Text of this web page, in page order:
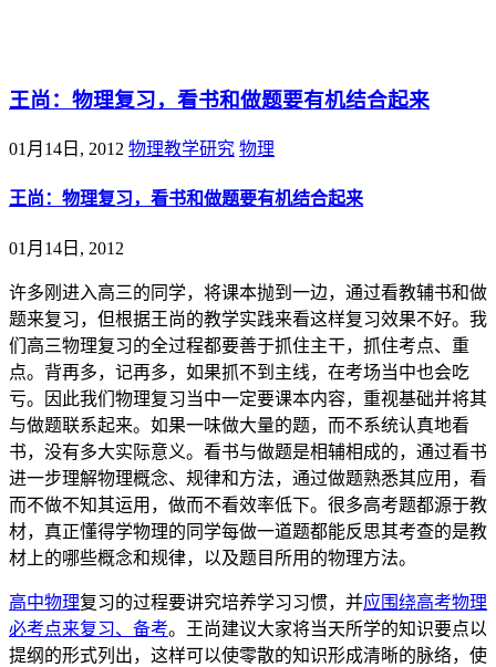
王尚：物理复习，看书和做题要有机结合起来
01月14日, 2012 物理教学研究 物理
王尚：物理复习，看书和做题要有机结合起来
01月14日, 2012
许多刚进入高三的同学，将课本抛到一边，通过看教辅书和做
题来复习，但根据王尚的教学实践来看这样复习效果不好。我
们高三物理复习的全过程都要善于抓住主干，抓住考点、重
点。背再多，记再多，如果抓不到主线，在考场当中也会吃
亏。因此我们物理复习当中一定要课本内容，重视基础并将其
与做题联系起来。如果一味做大量的题，而不系统认真地看
书，没有多大实际意义。看书与做题是相辅相成的，通过看书
进一步理解物理概念、规律和方法，通过做题熟悉其应用，看
而不做不知其运用，做而不看效率低下。很多高考题都源于教
材，真正懂得学物理的同学每做一道题都能反思其考查的是教
材上的哪些概念和规律，以及题目所用的物理方法。
高中物理复习的过程要讲究培养学习习惯，并应围绕高考物理
必考点来复习、备考。王尚建议大家将当天所学的知识要点以
提纲的形式列出，这样可以使零散的知识形成清晰的脉络，使